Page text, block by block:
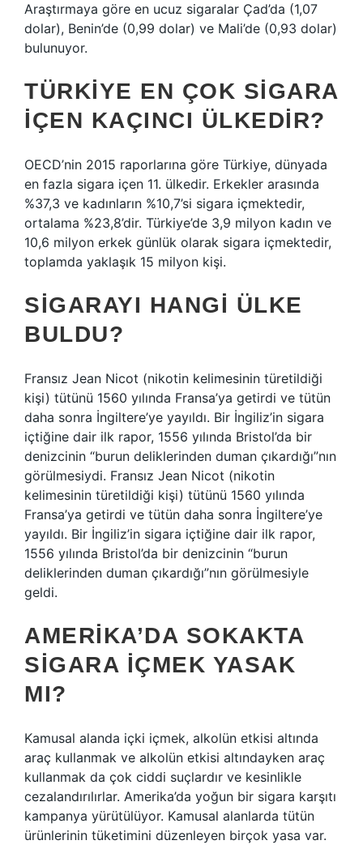
Araştırmaya göre en ucuz sigaralar Çad’da (1,07
dolar), Benin’de (0,99 dolar) ve Mali’de (0,93 dolar)
bulunuyor.
TÜRKIYE EN ÇOK SIGARA
IÇEN KAÇINCI ÜLKEDIR?
OECD’nin 2015 raporlarına göre Türkiye, dünyada
en fazla sigara içen 11. ülkedir. Erkekler arasında
%37,3 ve kadınların %10,7’si sigara içmektedir,
ortalama %23,8’dir. Türkiye’de 3,9 milyon kadın ve
10,6 milyon erkek günlük olarak sigara içmektedir,
toplamda yaklaşık 15 milyon kişi.
SIGARAYI HANGI ÜLKE
BULDU?
Fransız Jean Nicot (nikotin kelimesinin türetildiği
kişi) tütünü 1560 yılında Fransa’ya getirdi ve tütün
daha sonra İngiltere’ye yayıldı. Bir İngiliz’in sigara
içtiğine dair ilk rapor, 1556 yılında Bristol’da bir
denizcinin “burun deliklerinden duman çıkardığı”nın
görülmesiydi. Fransız Jean Nicot (nikotin
kelimesinin türetildiği kişi) tütünü 1560 yılında
Fransa’ya getirdi ve tütün daha sonra İngiltere’ye
yayıldı. Bir İngiliz’in sigara içtiğine dair ilk rapor,
1556 yılında Bristol’da bir denizcinin “burun
deliklerinden duman çıkardığı”nın görülmesiyle
geldi.
AMERIKA’DA SOKAKTA
SIGARA IÇMEK YASAK
MI?
Kamusal alanda içki içmek, alkolün etkisi altında
araç kullanmak ve alkolün etkisi altındayken araç
kullanmak da çok ciddi suçlardır ve kesinlikle
cezalandırılırlar. Amerika’da yoğun bir sigara karşıtı
kampanya yürütülüyor. Kamusal alanlarda tütün
ürünlerinin tüketimini düzenleyen birçok yasa var.